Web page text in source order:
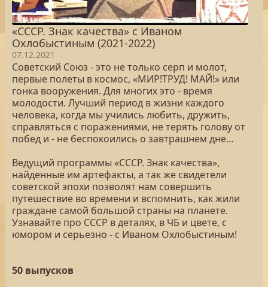
«СССР. Знак качества» с Иваном
Охлобыстиным (2021-2022)
07.12.2021
Советский Союз - это не только серп и молот,
первые полеты в космос, «МИР!ТРУД! МАЙ!» или
гонка вооружения. Для многих это - время
молодости. Лучший период в жизни каждого
человека, когда мы учились любить, дружить,
справляться с поражениями, не терять голову от
побед и - не беспокоились о завтрашнем дне…
Ведущий программы «СССР. Знак качества»,
найденные им артефакты, а так же свидетели
советской эпохи позволят нам совершить
путешествие во времени и вспомнить, как жили
граждане самой большой страны на планете.
Узнавайте про СССР в деталях, в ЧБ и цвете, с
юмором и серьезно - с Иваном Охлобыстиным!
50 выпусков